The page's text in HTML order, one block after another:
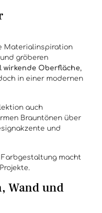
Materialinspiration
gröberen
wirkende Oberfläche,
in einer modernen
auch
Brauntönen über
und
macht
Wand und